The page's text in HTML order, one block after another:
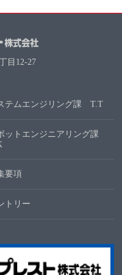
目12-27
テムエンジリング課 T.T
ットエンジニアリング課
要項
トリー